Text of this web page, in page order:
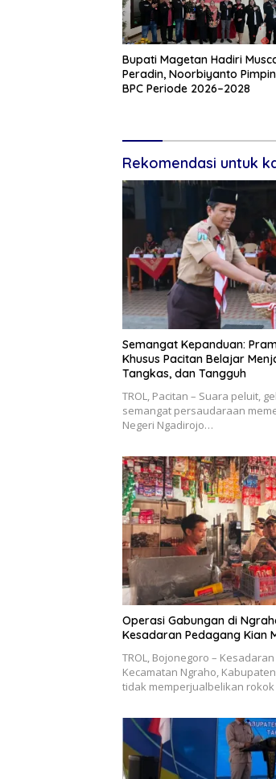
Bupati Magetan Hadiri
Peradin, Noorbiyanto Pimpin
BPC Periode 2026–2028
Rekomendasi untuk
Semangat Kepanduan:
Khusus Pacitan Belajar
Tangkas, dan Tangguh
TROL, Pacitan – Suara peluit,
semangat persaudaraan
Negeri Ngadirojo…
Operasi Gabungan di
Kesadaran Pedagang Kian
TROL, Bojonegoro –
Kecamatan Ngraho,
tidak memperjualbelikan